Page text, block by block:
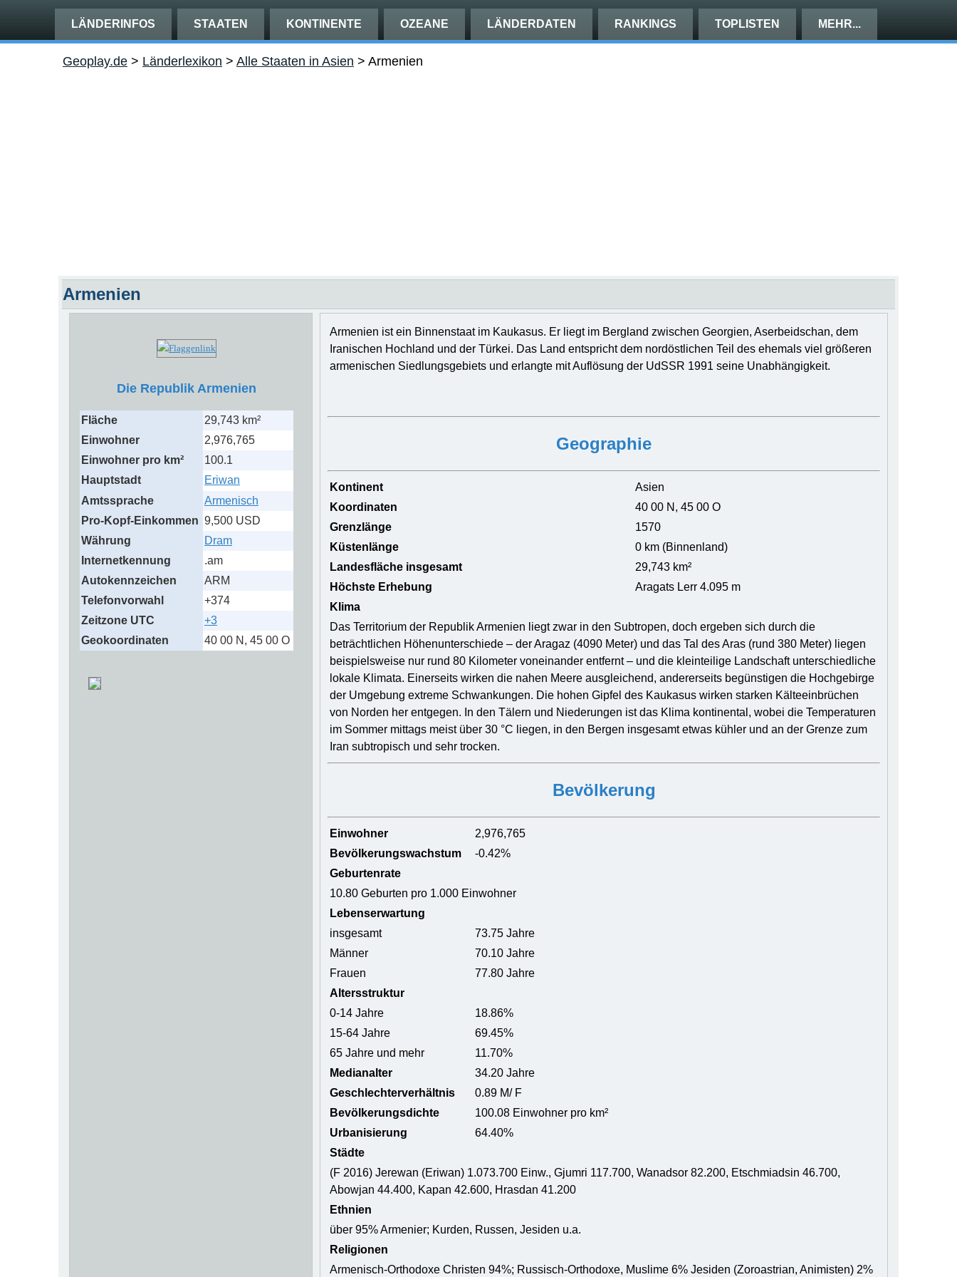
LÄNDERINFOS STAATEN KONTINENTE OZEANE LÄNDERDATEN RANKINGS TOPLISTEN MEHR...
Geoplay.de > Länderlexikon > Alle Staaten in Asien > Armenien
Armenien
Die Republik Armenien
Fläche
29,743 km²
Einwohner
2,976,765
Einwohner pro km²
100.1
Hauptstadt
Eriwan
Amtssprache
Armenisch
Pro-Kopf-Einkommen 9,500 USD
Währung
Dram
Internetkennung
.am
Autokennzeichen
ARM
Telefonvorwahl
+374
Zeitzone UTC
+3
Geokoordinaten
40 00 N, 45 00 O
Armenien ist ein Binnenstaat im Kaukasus. Er liegt im Bergland zwischen Georgien, Aserbeidschan, dem
Iranischen Hochland und der Türkei. Das Land entspricht dem nordöstlichen Teil des ehemals viel größeren
armenischen Siedlungsgebiets und erlangte mit Auflösung der UdSSR 1991 seine Unabhängigkeit.
Geographie
Kontinent
Asien
Koordinaten
40 00 N, 45 00 O
Grenzlänge
1570
Küstenlänge
0 km (Binnenland)
Landesfläche insgesamt
29,743 km²
Höchste Erhebung
Aragats Lerr 4.095 m
Klima
Das Territorium der Republik Armenien liegt zwar in den Subtropen, doch ergeben sich durch die
beträchtlichen Höhenunterschiede – der Aragaz (4090 Meter) und das Tal des Aras (rund 380 Meter) liegen
beispielsweise nur rund 80 Kilometer voneinander entfernt – und die kleinteilige Landschaft unterschiedliche
lokale Klimata. Einerseits wirken die nahen Meere ausgleichend, andererseits begünstigen die Hochgebirge
der Umgebung extreme Schwankungen. Die hohen Gipfel des Kaukasus wirken starken Kälteeinbrüchen
von Norden her entgegen. In den Tälern und Niederungen ist das Klima kontinental, wobei die Temperaturen
im Sommer mittags meist über 30 °C liegen, in den Bergen insgesamt etwas kühler und an der Grenze zum
Iran subtropisch und sehr trocken.
Bevölkerung
Einwohner
2,976,765
Bevölkerungswachstum
-0.42%
Geburtenrate
10.80 Geburten pro 1.000 Einwohner
Lebenserwartung
insgesamt
73.75 Jahre
Männer
70.10 Jahre
Frauen
77.80 Jahre
Altersstruktur
0-14 Jahre
18.86%
15-64 Jahre
69.45%
65 Jahre und mehr
11.70%
Medianalter
34.20 Jahre
Geschlechterverhältnis
0.89 M/ F
Bevölkerungsdichte
100.08 Einwohner pro km²
Urbanisierung
64.40%
Städte
(F 2016) Jerewan (Eriwan) 1.073.700 Einw., Gjumri 117.700, Wanadsor 82.200, Etschmiadsin 46.700,
Abowjan 44.400, Kapan 42.600, Hrasdan 41.200
Ethnien
über 95% Armenier; Kurden, Russen, Jesiden u.a.
Religionen
Armenisch-Orthodoxe Christen 94%; Russisch-Orthodoxe, Muslime 6% Jesiden (Zoroastrian, Animisten) 2%